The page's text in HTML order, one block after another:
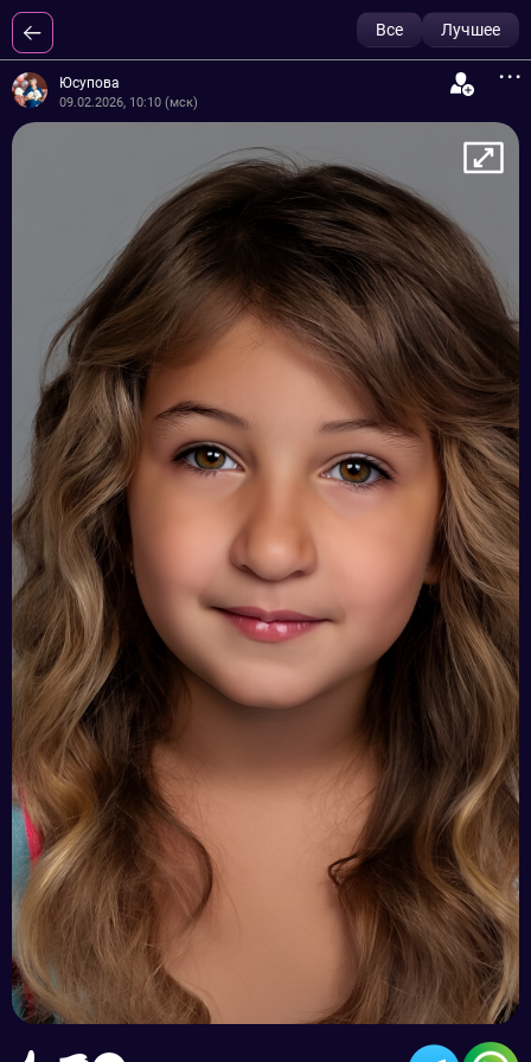
Все Лучшее
Юсупова
09.02.2026, 10:10 (мск)
...